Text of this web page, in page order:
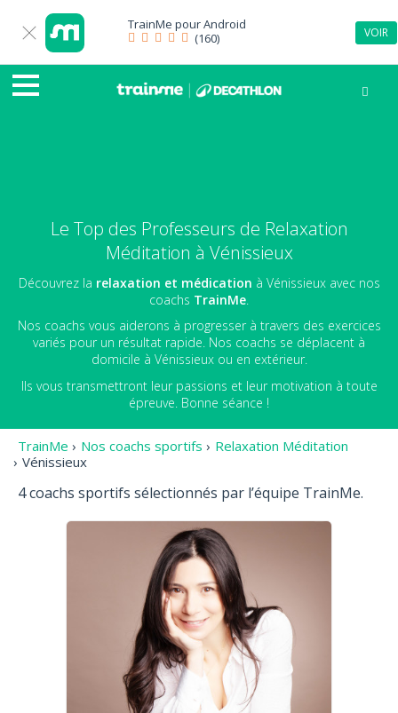
TrainMe pourAndroid
(160)
VOIR
Le Top des Professeurs de Relaxation
Méditation à Vénissieux
Découvrez la relaxation et médication à Vénissieux avec nos
coachs TrainMe
Nos coachs vous aiderons à progresser à travers des exercices
variés pour un résultat rapide. Nos coachs se déplacent à
domicile à Vénissieux ou en extérieur.
Ils vous transmettront leur passions et leur motivation à toute
épreuve. Bonne séance !
TrainMe › Nos coachs sportifs › Relaxation Méditation
› Vénissieux
4 coachs sportifs sélectionnés par l’équipe TrainMe.